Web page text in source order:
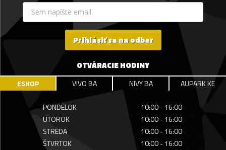
Prihlásiť sa na odber
OTVÁRACIE HODINY
ESHOP VIVO BA NIVY BA AUPARK KE
PONDELOK
10:00 - 16:00
UTOROK
10:00 - 16:00
STREDA
10:00 - 16:00
ŠTVRTOK
10:00 - 16:00